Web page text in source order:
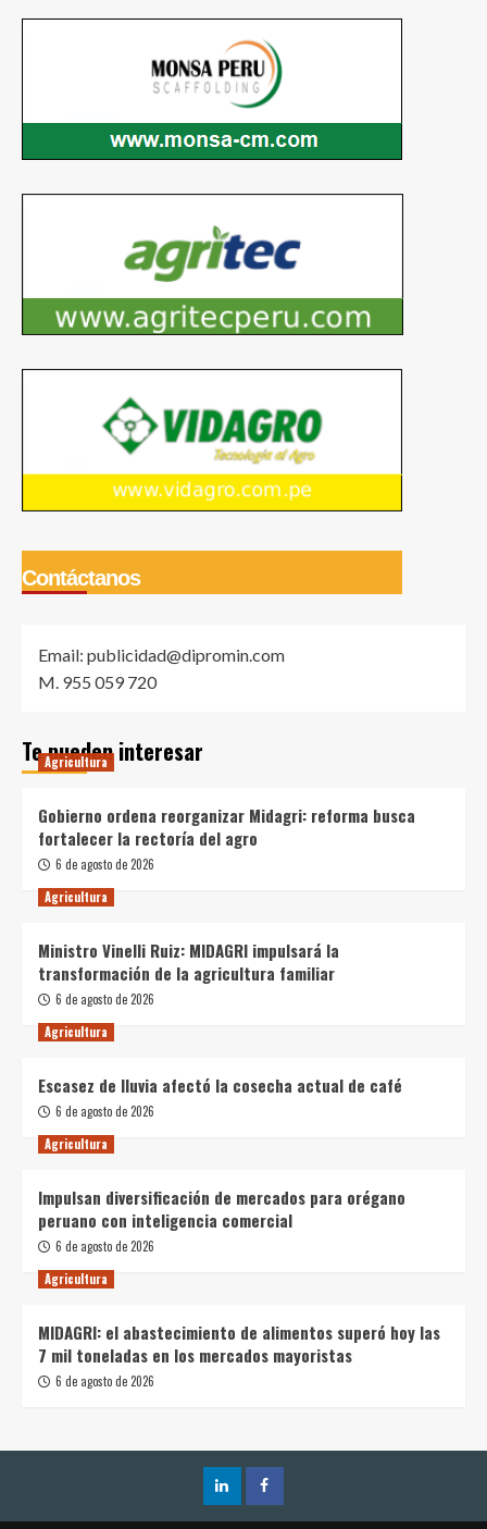
Contáctanos
Email: publicidad@dipromin.com
M. 955 059 720
Te pueden interesar
Agricultura
Gobierno ordena reorganizar Midagri: reforma busca
fortalecer la rectoría del agro
6 de agosto de 2026
Agricultura
Ministro Vinelli Ruiz: MIDAGRI impulsará la
transformación de la agricultura familiar
6 de agosto de 2026
Agricultura
Escasez de lluvia afectó la cosecha actual de café
6 de agosto de 2026
Agricultura
Impulsan diversificación de mercados para orégano
peruano con inteligencia comercial
6 de agosto de 2026
Agricultura
MIDAGRI: el abastecimiento de alimentos superó hoy las
7 mil toneladas en los mercados mayoristas
6 de agosto de 2026
LinkedInFacebook